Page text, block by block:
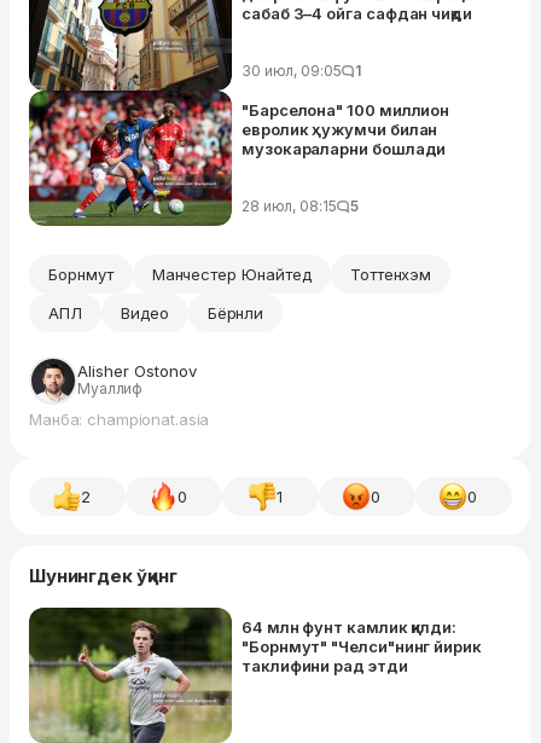
сабаб 3–4 ойга сафдан чиқди
30 июл, 09:05 1
"Барселона" 100 миллион
евролик ҳужумчи билан
музокараларни бошлади
28 июл, 08:15 5
Борнмут Манчестер Юнайтед
Тоттенхэм
АПЛ
Видео Бёрнли
Alisher Ostonov
Муаллиф
Манба: championat.asia
2 0 1 0 0
Шунингдек ўқинг
64 млн фунт камлик қилди:
"Борнмут" "Челси"нинг йирик
таклифини рад этди